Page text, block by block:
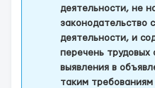
деятельности, не
законодательство
деятельности, и
перечень трудовых
выявления в
таким